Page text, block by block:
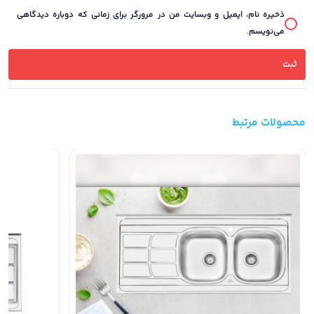
ذخیره نام، ایمیل و وبسایت من در مرورگر برای زمانی که دوباره دیدگاهی
می‌نویسم.
محصولات مرتبط